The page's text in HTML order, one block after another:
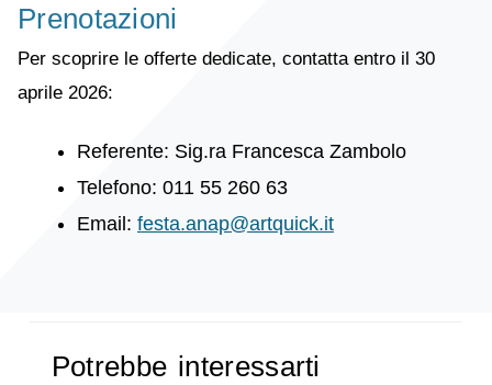
Prenotazioni
Per scoprire le offerte dedicate, contatta entro il 30
aprile 2026:
Referente: Sig.ra Francesca Zambolo
Telefono: 011 55 260 63
Email: festa.anap@artquick.it
Potrebbe interessarti